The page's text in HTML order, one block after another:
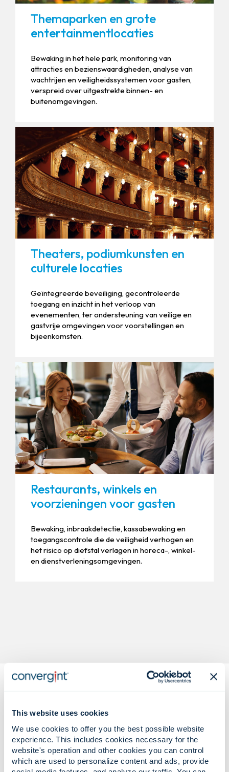
This website uses cookies
We use cookies to offer you the best possible website
experience. This includes cookies necessary for the
website's operation and other cookies you can control
which are used to personalize content and ads, provide
Themaparken en grote
entertainmentlocaties
Bewaking in het hele park, monitoring van
attracties en bezienswaardigheden, analyse van
wachtrijen en veiligheidssystemen voor gasten,
verspreid over uitgestrekte binnen- en
buitenomgevingen.
Theaters, podiumkunsten en
culturele locaties
Geïntegreerde beveiliging, gecontroleerde
toegang en inzicht in het verloop van
evenementen, ter ondersteuning van veilige en
gastvrije omgevingen voor voorstellingen en
bijeenkomsten.
Restaurants, winkels en
voorzieningen voor gasten
Bewaking, inbraakdetectie, kassabewaking en
toegangscontrole die de veiligheid verhogen en
het risico op diefstal verlagen in horeca-, winkel-
en dienstverleningsomgevingen.
Complexe uitdagingen op het
gebied van gastveiligheid.